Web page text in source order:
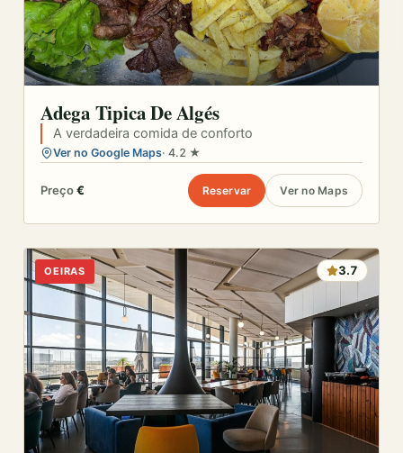
Adega Tipica De Algés
A verdadeira comida de conforto
Ver no Google Maps· 4.2 ★
Preço€ Reservar Ver no Maps
OEIRAS 3.7